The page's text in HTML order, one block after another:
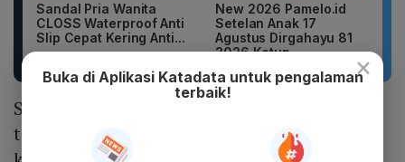
Sandal Pria Wanita
CLOSS Waterproof Anti
Slip Cepat Kering Anti...
New 2026 Pamelo.id
Setelan Anak 17
Agustus Dirgahayu 81
2026 Katun...
Secara rinci, PSn yang belum rampung
tersebut terdiri dari empat proyek di sektor
×
Buka di Aplikasi Katadata untuk pengalaman
terbaik!